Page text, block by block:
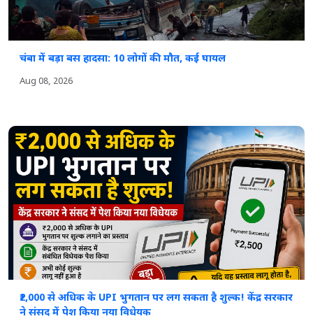
चंबा में बड़ा बस हादसा: 10 लोगों की मौत, कई घायल
Aug 08, 2026
₹2,000 से अधिक के UPI भुगतान पर लग सकता है शुल्क! केंद्र सरकार
ने संसद में पेश किया नया विधेयक